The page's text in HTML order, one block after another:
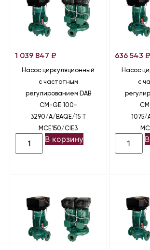
1 039 847 ₽
Насос циркуляционный
с частотным
регулированием DAB
CM-GE 100-
3290/A/BAQE/15 T
MCE150/CIE3
В корзину
636 543 ₽
Насос
с
1075/